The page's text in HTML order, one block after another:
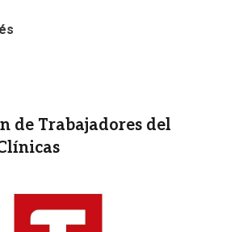
de Trabajadores del